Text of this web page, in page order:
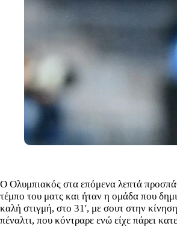
Ο Ολυμπιακός στα επόμενα λεπτά
τέμπο του ματς και ήταν η ομάδα που
καλή στιγμή, στο 31', με σουτ στην
πέναλτι, που κόντραρε ενώ είχε πάρει